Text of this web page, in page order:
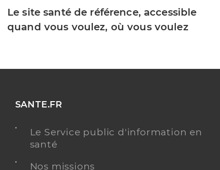
Le site santé de référence, accessible
quand vous voulez, où vous voulez
SANTE.FR
Le Service public d'information en
santé
Nos missions